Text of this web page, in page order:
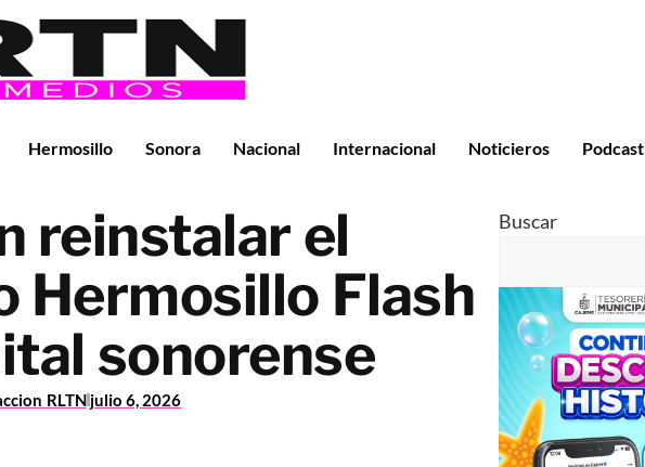
Hermosillo Sonora Nacional Internacional Noticieros Podcast
reinstalar el
Hermosillo Flash
sonorense
RLTNjulio 6, 2026
Buscar